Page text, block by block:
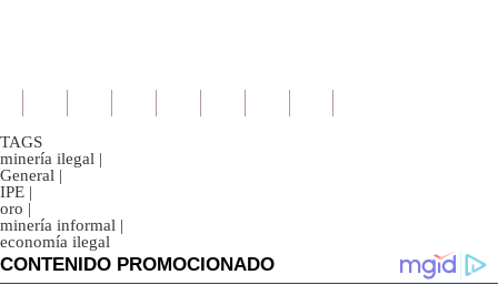
TAGS
minería ilegal |
General |
IPE |
oro |
minería informal |
economía ilegal